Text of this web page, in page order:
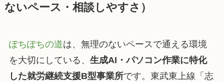
ないペース・相談しやすさ）
ぽちぽちの道は、無理のないペースで通える環境
を大切にしている、 生成AI・パソコン作業に特化
した就労継続支援B型事業所です。東武東上線「志